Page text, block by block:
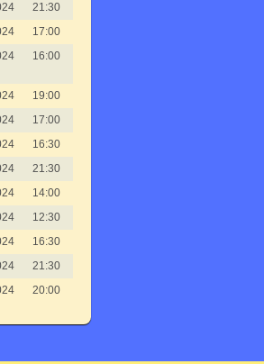
21:30
17:00
16:00
19:00
17:00
16:30
21:30
14:00
12:30
16:30
21:30
20:00